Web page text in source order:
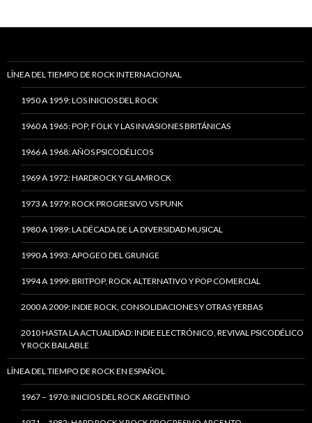
LÍNEA DEL TIEMPO DE ROCK INTERNACIONAL
1950 A 1959: LOS INICIOS DEL ROCK
1960 A 1965: POP, FOLK Y LAS INVASIONES BRITÁNICAS
1966 A 1968: AÑOS PSICODÉLICOS
1969 A 1972: HARDROCK Y GLAMROCK
1973 A 1979: ROCK PROGRESIVO VS PUNK
1980 A 1989: LA DÉCADA DE LA DIVERSIDAD MUSICAL
1990 A 1993: APOGEO DEL GRUNGE
1994 A 1999: BRITPOP, ROCK ALTERNATIVO Y POP COMERCIAL
2000 A 2009: INDIE ROCK, CONSOLIDACIONES Y OTRAS YERBAS
2010 HASTA LA ACTUALIDAD: INDIE ELECTRÓNICO, REVIVAL PSICODÉLICO
Y ROCK BAILABLE
LÍNEA DEL TIEMPO DE ROCK EN ESPAÑOL
1967 – 1970: INICIOS DEL ROCK ARGENTINO